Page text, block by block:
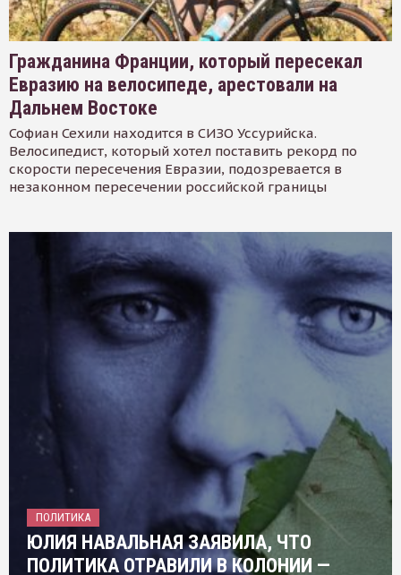
Гражданина Франции, который пересекал
Евразию на велосипеде, арестовали на
Дальнем Востоке
Софиан Сехили находится в СИЗО Уссурийска.
Велосипедист, который хотел поставить рекорд по
скорости пересечения Евразии, подозревается в
незаконном пересечении российской границы
ПОЛИТИКА
ЮЛИЯ НАВАЛЬНАЯ ЗАЯВИЛА, ЧТО
ПОЛИТИКА ОТРАВИЛИ В КОЛОНИИ —